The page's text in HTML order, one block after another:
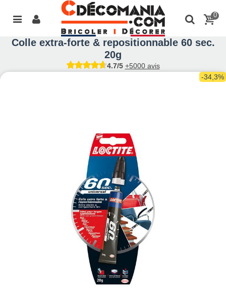
0
Colle extra-forte & repositionnable 60 sec.
20g
4.7/5 +5000 avis
-34,3%